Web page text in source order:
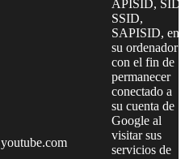
youtube.com
APISID, SID,
SSID,
SAPISID, en
su ordenador
con el fin de
permanecer
conectado a
su cuenta de
Google al
visitar sus
servicios de